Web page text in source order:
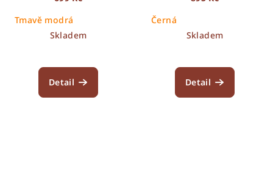
Tmavě modrá
Skladem
Detail
Černá
Skladem
Detail